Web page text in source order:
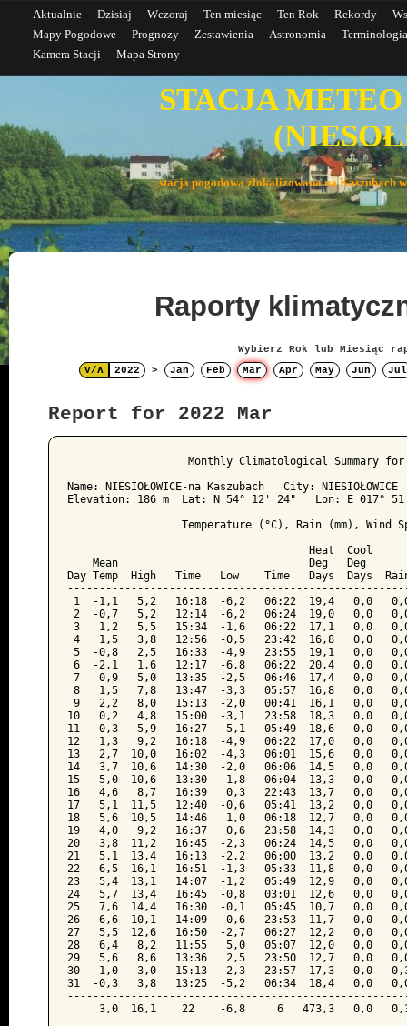
Aktualnie Dzisiaj Wczoraj Ten miesiąc Ten Rok Rekordy
Mapy Pogodowe
Prognozy Zestawienia Astronomia
Terminologia
Kamera Stacji
Mapa Strony
STACJA
stacja pogodowa zlokalizowana na
Raporty
Wybierz Rok lub Miesiąc
V/Λ
2022 > Jan Feb Mar Apr May Jun Jul
Report for 2022 Mar
Monthly Climatological Summary for
Name: NIESIOŁOWICE-na Kaszubach   City:
Elevation: 186 m  Lat: N 54° 12' 24"   Lon: E 017°
Temperature (°C), Rain (mm), Wind
Heat  Cool
Mean                              Deg   Deg
Day Temp  High   Time   Low    Time   Days  Days
1  -1,1   5,2   16:18  -6,2   06:22  19,4   0,0
2  -0,7   5,2   12:14  -6,2   06:24  19,0   0,0
3   1,2   5,5   15:34  -1,6   06:22  17,1   0,0
4   1,5   3,8   12:56  -0,5   23:42  16,8   0,0
5  -0,8   2,5   16:33  -4,9   23:55  19,1   0,0
6  -2,1   1,6   12:17  -6,8   06:22  20,4   0,0
7   0,9   5,0   13:35  -2,5   06:46  17,4   0,0   0,0
8   1,5   7,8   13:47  -3,3   05:57  16,8   0,0
9   2,2   8,0   15:13  -2,0   00:41  16,1   0,0
10   0,2   4,8   15:00  -3,1   23:58  18,3   0,0
11  -0,3   5,9   16:27  -5,1   05:49  18,6   0,0
12   1,3   9,2   16:18  -4,9   06:22  17,0   0,0
13   2,7  10,0   16:02  -4,3   06:01  15,6   0,0
14   3,7  10,6   14:30  -2,0   06:06  14,5   0,0
15   5,0  10,6   13:30  -1,8   06:04  13,3   0,0
16   4,6   8,7   16:39   0,3   22:43  13,7   0,0
17   5,1  11,5   12:40  -0,6   05:41  13,2   0,0
18   5,6  10,5   14:46   1,0   06:18  12,7   0,0   0,0
19   4,0   9,2   16:37   0,6   23:58  14,3   0,0
20   3,8  11,2   16:45  -2,3   06:24  14,5   0,0
21   5,1  13,4   16:13  -2,2   06:00  13,2   0,0
22   6,5  16,1   16:51  -1,3   05:33  11,8   0,0
23   5,4  13,1   14:07  -1,2   05:49  12,9   0,0
24   5,7  13,4   16:45  -0,8   03:01  12,6   0,0
25   7,6  14,4   16:30  -0,1   05:45  10,7   0,0   0,0
26   6,6  10,1   14:09  -0,6   23:53  11,7   0,0
27   5,5  12,6   16:50  -2,7   06:27  12,2   0,0   0,0
28   6,4   8,2   11:55   5,0   05:07  12,0   0,0
29   5,6   8,6   13:36   2,5   23:50  12,7   0,0   0,0
30   1,0   3,0   15:13  -2,3   23:57  17,3   0,0
31  -0,3   3,8   13:25  -5,2   06:34  18,4   0,0
3,0  16,1    22    -6,8     6   473,3   0,0